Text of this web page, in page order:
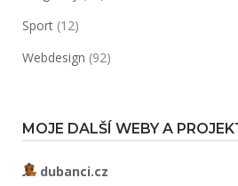
Sport (12)
Webdesign (92)
MOJE DALŠÍ WEBY A
dubanci.cz